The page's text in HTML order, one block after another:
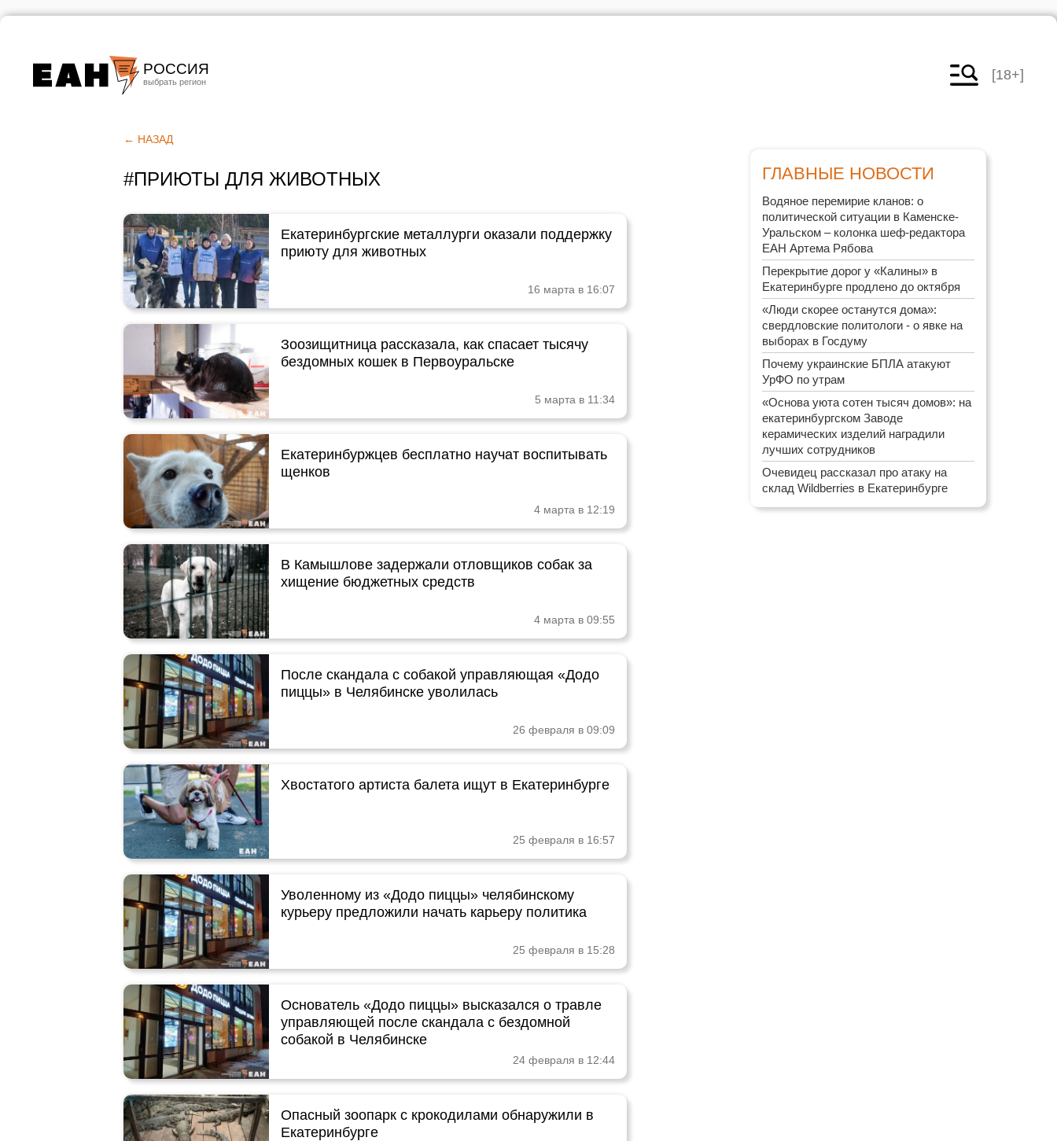
РОССИЯ
Челябинск
Оренбург
[18+]
← НАЗАД
#ПРИЮТЫ ДЛЯ ЖИВОТНЫХ
Екатеринбургские металлурги оказали поддержку
приюту для животных
16 марта в 16:07
Зоозищитница рассказала, как спасает тысячу
бездомных кошек в Первоуральске
5 марта в 11:34
Екатеринбуржцев бесплатно научат воспитывать
щенков
4 марта в 12:19
В Камышлове задержали отловщиков собак за
хищение бюджетных средств
4 марта в 09:55
После скандала с собакой управляющая «Додо
пиццы» в Челябинске уволилась
26 февраля в 09:09
Хвостатого артиста балета ищут в Екатеринбурге
25 февраля в 16:57
Уволенному из «Додо пиццы» челябинскому
курьеру предложили начать карьеру политика
25 февраля в 15:28
Основатель «Додо пиццы» высказался о травле
управляющей после скандала с бездомной
собакой в Челябинске
24 февраля в 12:44
Опасный зоопарк с крокодилами обнаружили в
Екатеринбурге
ГЛАВНЫЕ НОВОСТИ
Водяное перемирие кланов: о
политической ситуации в Каменске-
Уральском – колонка шеф-редактора
ЕАН Артема Рябова
Перекрытие дорог у «Калины» в
Екатеринбурге продлено до октября
«Люди скорее останутся дома»:
свердловские политологи - о явке на
выборах в Госдуму
Почему украинские БПЛА атакуют
УрФО по утрам
«Основа уюта сотен тысяч домов»: на
екатеринбургском Заводе
керамических изделий наградили
лучших сотрудников
Очевидец рассказал про атаку на
склад Wildberries в Екатеринбурге